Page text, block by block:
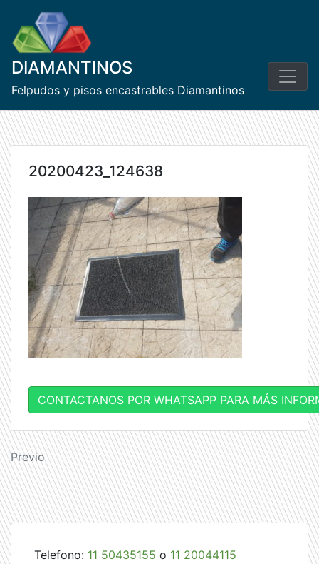
content
DIAMANTINOS
Felpudos y pisos encastrables Diamantinos
20200423_124638
CONTACTANOS POR WHATSAPP PARA MÁS
Navegación
de
entradas
Previo
Telefono: 11 50435155 o 11 20044115